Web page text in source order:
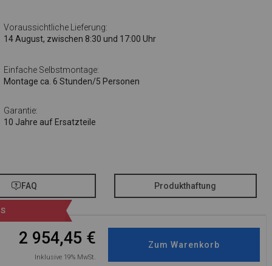
Voraussichtliche Lieferung:
14 August, zwischen 8:30 und 17:00 Uhr
Einfache Selbstmontage:
Montage ca. 6 Stunden/5 Personen
Garantie:
10 Jahre auf Ersatzteile
FAQ Produkthaftung
2 954,45 €
Inklusive 19% MwSt.